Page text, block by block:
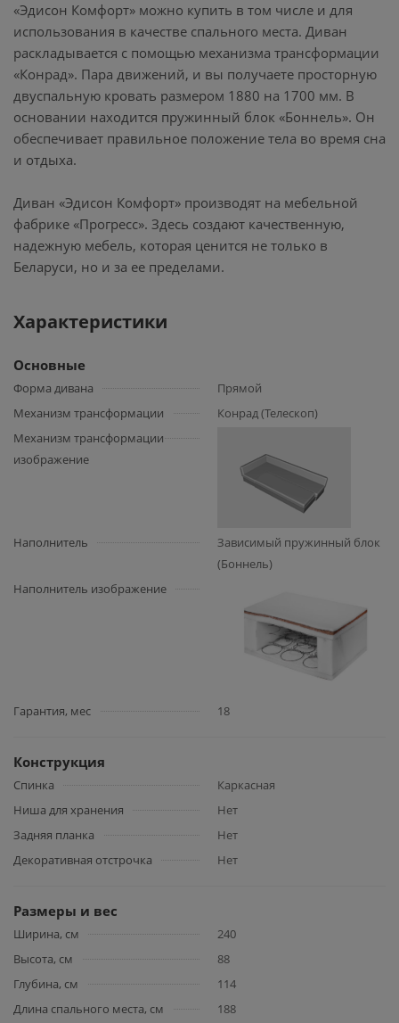
«Эдисон Комфорт» можно купить в том числе и для
использования в качестве спального места. Диван
раскладывается с помощью механизма трансформации
«Конрад». Пара движений, и вы получаете просторную
двуспальную кровать размером 1880 на 1700 мм. В
основании находится пружинный блок «Боннель». Он
обеспечивает правильное положение тела во время сна
и отдыха.
Диван «Эдисон Комфорт» производят на мебельной
фабрике «Прогресс». Здесь создают качественную,
надежную мебель, которая ценится не только в
Беларуси, но и за ее пределами.
Характеристики
Основные
Форма дивана
Прямой
Механизм трансформации
Конрад (Телескоп)
Механизм трансформации
изображение
Наполнитель
Зависимый пружинный блок
(Боннель)
Наполнитель изображение
Гарантия, мес 18
Конструкция
Спинка
Каркасная
Ниша для хранения
Нет
Задняя планка
Нет
Декоративная отстрочка
Нет
Размеры и вес
Ширина, см
240
Высота, см
88
Глубина, см
114
Длина спального места, см
188